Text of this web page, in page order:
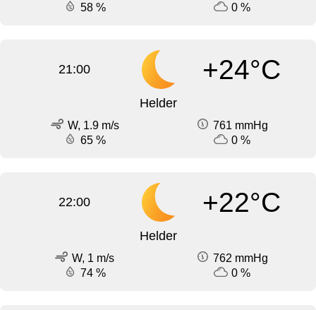
58 %
0 %
21:00 +24°C
Helder
W, 1.9 m/s
761 mmHg
65 %
0 %
22:00 +22°C
Helder
W, 1 m/s
762 mmHg
74 %
0 %